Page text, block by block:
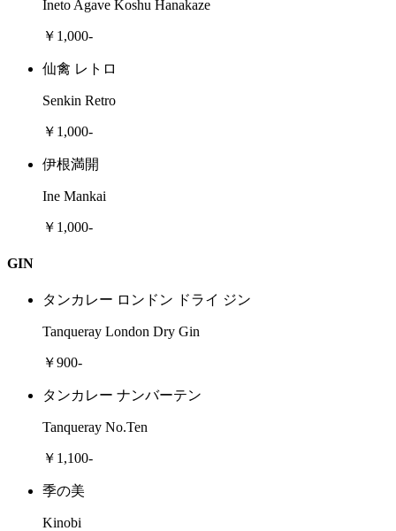
Ineto Agave Koshu Hanakaze
￥1,000-
仙禽 レトロ
Senkin Retro
￥1,000-
伊根満開
Ine Mankai
￥1,000-
GIN
タンカレー ロンドン ドライ ジン
Tanqueray London Dry Gin
￥900-
タンカレー ナンバーテン
Tanqueray No.Ten
￥1,100-
季の美
Kinobi